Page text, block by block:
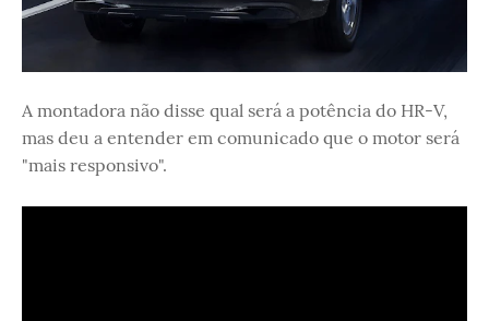
A montadora não disse qual será a potência do HR-V,
mas deu a entender em comunicado que o motor será
"mais responsivo".